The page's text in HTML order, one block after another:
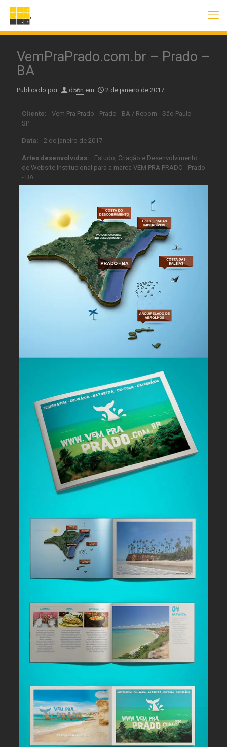
VemPraPrado.com.br – Prado –
BA
Publicado por: d56n em: 2 de janeiro de 2017
Cliente:
Vem Pra Prado - Prado - BA / Reborn - São Paulo -
SP
Data: 2 de janeiro de 2017
Artes desenvolvidas:
Estudo, Criação e Desenvolvimento
de Website Institucional para a marca VEM PRA PRADO - Prado
- BA